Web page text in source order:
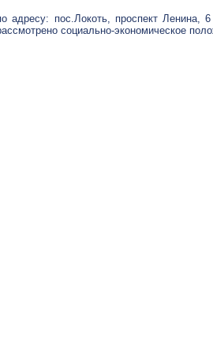
пос.Локоть, проспект Ленина,
социально-экономическое